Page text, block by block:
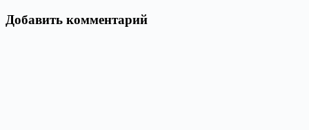
Добавить комментарий